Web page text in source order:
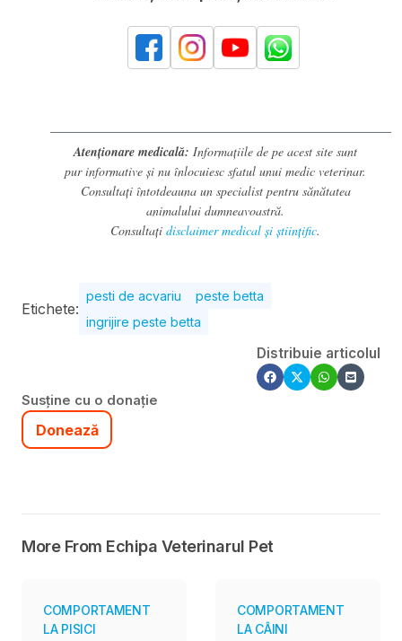
Atenționare medicală: Informațiile de pe acest site sunt
pur informative și nu înlocuiesc sfatul unui medic veterinar.
Consultați întotdeauna un specialist pentru sănătatea
animalului dumneavoastră.
Consultați disclaimer medical și științific.
Etichete:
pesti de acvariu
peste betta
ingrijire peste betta
Distribuie articolul
Susține cu o donație
Donează
More From Echipa Veterinarul Pet
COMPORTAMENT
LA PISICI
COMPORTAMENT
LA CÂINI